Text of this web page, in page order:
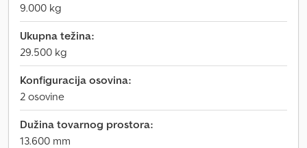
9.000 kg
Ukupna težina:
29.500 kg
Konfiguracija osovina:
2 osovine
Dužina tovarnog prostora:
13.600 mm